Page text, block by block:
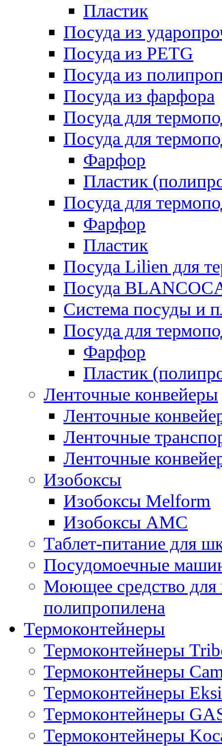
Пластик
Посуда из
Посуда из PETG
Посуда из
Посуда из фарфора
Посуда для
Посуда для
Фарфор
Пластик
Посуда для
Фарфор
Пластик
Посуда Lilien для
Посуда
Система посуды и
Посуда для
Фарфор
Пластик
Ленточные конвейеры
Ленточные
Ленточные
Ленточные
Изобоксы
Изобоксы Melform
Изобоксы AMC
Таблет-питание для
Посудомоечные
Моющее средство для
полипропилена
Термоконтейнеры
Термоконтейнеры
Термоконтейнеры
Термоконтейнеры Eksi
Термоконтейнеры
Термоконтейнеры